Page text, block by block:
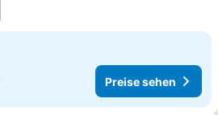
Preise sehen